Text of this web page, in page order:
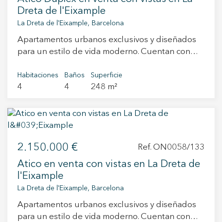
terraza de 80mts de uso exclusivo. Además,
cuenta con ventanas insonorizadas.
caliente aerotérmico, alarma y todas las
instalaciones a estrenar. Viva en un entorno
obra nueva contemporanea.
#ViveDondeMerecesVivir
Dreta de l'Eixample
La Dreta de l'Eixample, Barcelona
Apartamentos urbanos exclusivos y diseñados
para un estilo de vida moderno. Cuentan con
interioristas del Estudio Vilablanch. Se trata de
una promoción emblemática en la ciudad, que
oportunidad excepcional para formar un hogar y
disfrutar de un alto potencial de inversión en
La fachada original data de 1880 y ha sido
respetuosamente restaurada mientras que los
interiores han sufrido una renovación total. Toda
la estructura ha sido reforzada. Se ha
impermeabilizado para recibir el beneficio de
una garantía de seguro de diez años
equivalente a un edificio de nueva construcción.
Habitaciones
4
Baños
4
Superficie
248 m²
2.150.000 € Ref. ON0058/133
Atico en venta con vistas en La Dreta de
l'Eixample
La Dreta de l'Eixample, Barcelona
Apartamentos urbanos exclusivos y diseñados
para un estilo de vida moderno. Cuentan con